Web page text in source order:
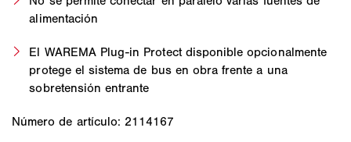
alimentación
El WAREMA Plug-in Protect disponible opcionalmente
protege el sistema de bus en obra frente a una
sobretensión entrante
Número de artículo: 2114167